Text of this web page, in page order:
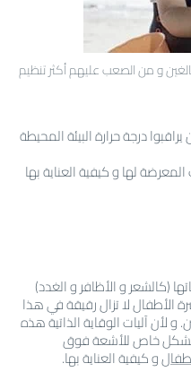
و من الصعب عليهم أكثر تنظيم
درجة حرارة البيئة المحيطة
لها و كيفية العناية بها
(كالشعر و الأظافر و الغدد)
الأطفال لا تزال رقيقة في هذا
لأن آليات الوقاية الذاتية هذه
بشكل خاص للأشعة فوق
و كيفية العناية بها.